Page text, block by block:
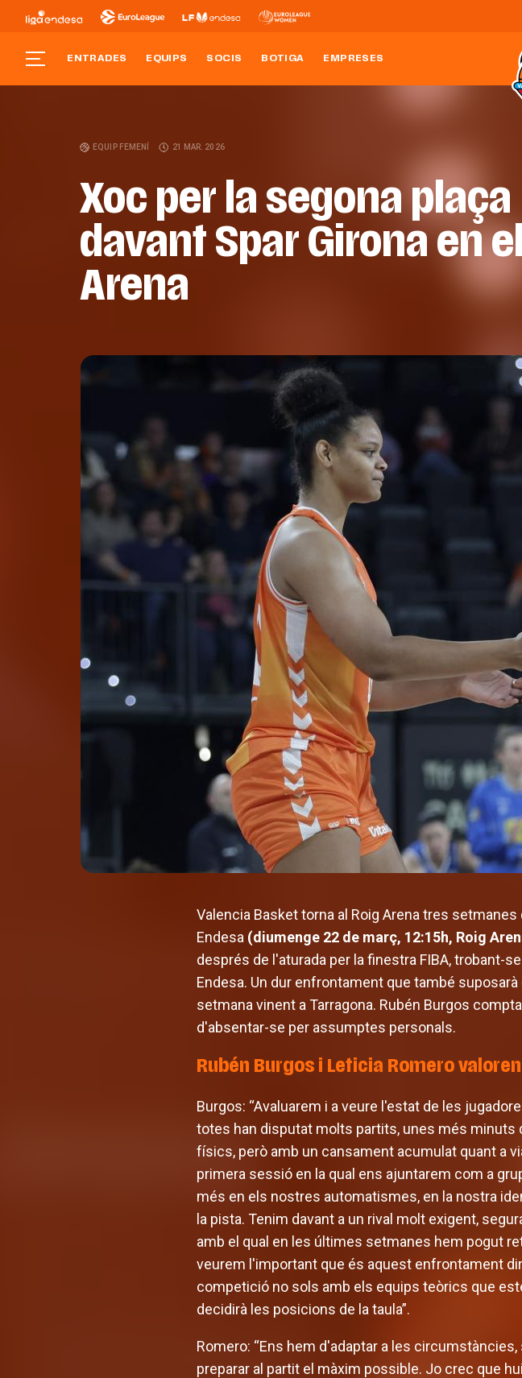
ENTRADES EQUIPS SOCIS BOTIGA EMPRESES
EQUIP FEMENÍ 21 MAR. 2026
Xoc per la segona plaça
davant Spar Girona en
Arena
Valencia Basket torna al Roig Arena tres
Endesa (diumenge 22 de març, 12:15h, Roig
després de l'aturada per la finestra FIBA, trobant-
Endesa. Un dur enfrontament que també
setmana vinent a Tarragona. Rubén Burgos
d'absentar-se per assumptes personals.
Rubén Burgos i Leticia Romero
Burgos: “Avaluarem i a veure l'estat de les
totes han disputat molts partits, unes més
físics, però amb un cansament acumulat quant a
primera sessió en la qual ens ajuntarem com a
més en els nostres automatismes, en la nostra
la pista. Tenim davant a un rival molt exigent,
amb el qual en les últimes setmanes hem pogut
veurem l'important que és aquest enfrontament
competició no sols amb els equips teòrics que
decidirà les posicions de la taula”.
Romero: “Ens hem d'adaptar a les
preparar al partit el màxim possible. Jo crec que